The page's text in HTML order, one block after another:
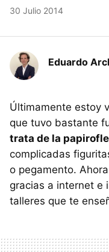
30 Julio 2014
Eduardo
Últimamente estoy
que tuvo bastante
trata de la
complicadas
o pegamento.
gracias a internet e
talleres que te